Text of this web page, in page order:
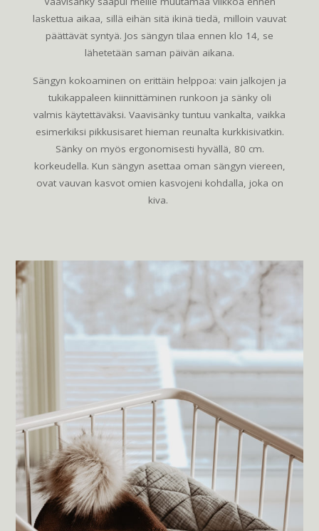
laskettua aikaa, sillä eihän sitä ikinä tiedä, milloin vauvat
päättävät syntyä. Jos sängyn tilaa ennen klo 14, se
lähetetään saman päivän aikana.
Sängyn kokoaminen on erittäin helppoa: vain jalkojen ja
tukikappaleen kiinnittäminen runkoon ja sänky oli
valmis käytettäväksi. Vaavisänky tuntuu vankalta, vaikka
esimerkiksi pikkusisaret hieman reunalta kurkkisivatkin.
Sänky on myös ergonomisesti hyvällä, 80 cm.
korkeudella. Kun sängyn asettaa oman sängyn viereen,
ovat vauvan kasvot omien kasvojeni kohdalla, joka on
kiva.